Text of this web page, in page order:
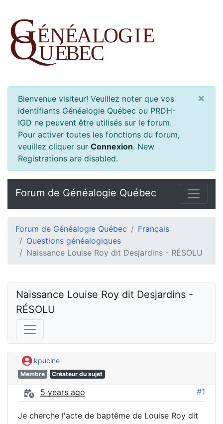
Bienvenue visiteur! Veuillez noter que vos
identifiants Généalogie Québec ou PRDH-
IGD ne peuvent être utilisés sur le forum.
Pour activer toutes les fonctions du forum,
veuillez cliquer sur Connexion. New
Registrations are disabled.
×
Forum de Généalogie Québec
Forum de Généalogie Québec
Français
Questions généalogiques
Naissance Louise Roy dit Desjardins - RÉSOLU
Naissance Louise Roy dit Desjardins -
RÉSOLU
kpucine
Membre Créateur du sujet
5 years ago #1
Je cherche l'acte de baptême de Louise Roy dit